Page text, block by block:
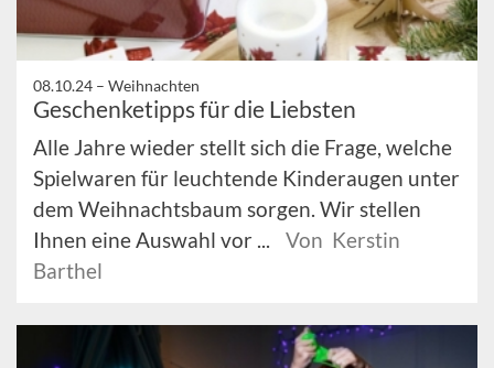
08.10.24 – Weihnachten
Geschenketipps für die Liebsten
Alle Jahre wieder stellt sich die Frage, welche
Spielwaren für leuchtende Kinderaugen unter
dem Weihnachtsbaum sorgen. Wir stellen
Ihnen eine Auswahl vor ...
Von Kerstin
Barthel